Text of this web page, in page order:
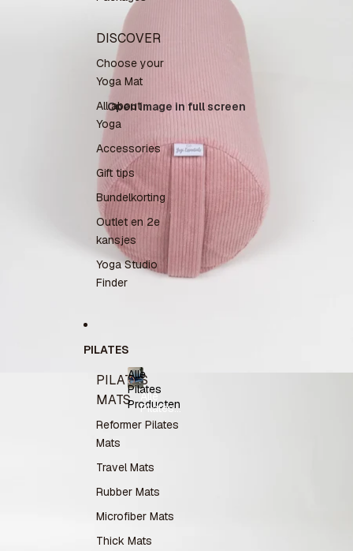
DISCOVER
Choose your
Yoga Mat
All about
Yoga
Accessories
Gift tips
Bundelkorting
Outlet en 2e
kansjes
Yoga Studio
Finder
PILATES
PILATES
MATS
Reformer Pilates
Mats
Travel Mats
Rubber Mats
Microfiber Mats
Thick Mats
Alle
Pilates
Producten
Alle
Pilates
Producten
Open image in full screen